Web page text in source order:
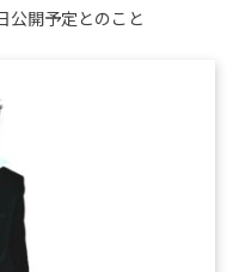
公開予定とのこと